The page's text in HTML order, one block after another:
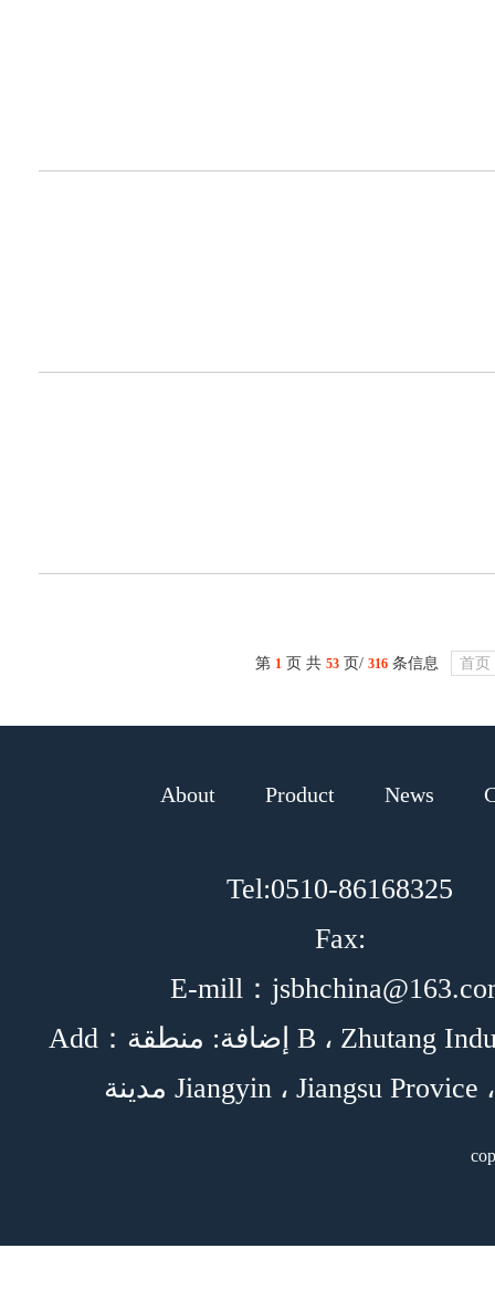
第 1 页 共 53 页/ 316 条信息 首页
About Product News
Tel:0510-86168325
Fax:
E-mill：
Add：إضافة: منطقة B ، Zhutang Industrial Park ،